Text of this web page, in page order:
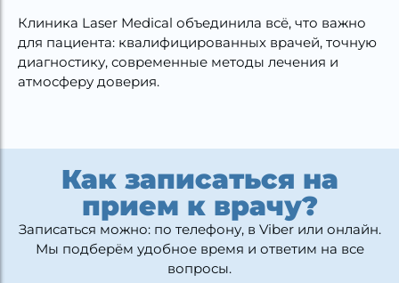
Клиника Laser Medical объединила всё, что важно
для пациента: квалифицированных врачей, точную
диагностику, современные методы лечения и
атмосферу доверия.
Как записаться на
прием к врачу?
Записаться можно: по телефону, в Viber или онлайн.
Мы подберём удобное время и ответим на все
вопросы.